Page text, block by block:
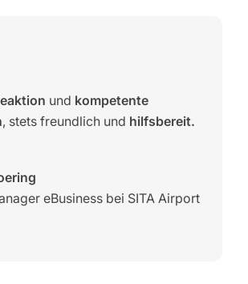
und kompetente
, stets freundlich und hilfsbereit.
eBusiness bei SITA Airport